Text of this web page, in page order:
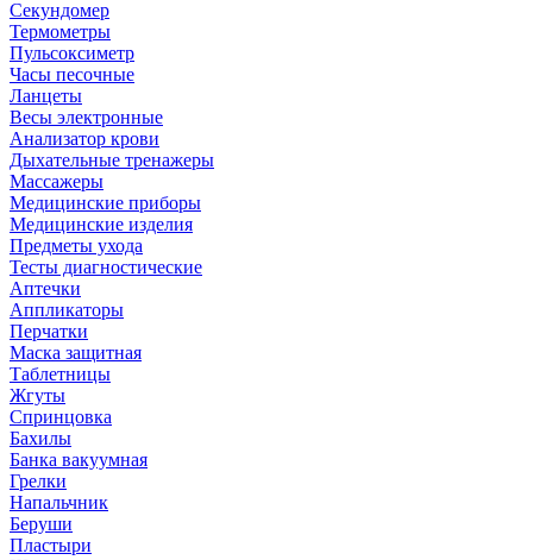
Секундомер
Термометры
Пульсоксиметр
Часы песочные
Ланцеты
Весы электронные
Анализатор крови
Дыхательные тренажеры
Массажеры
Медицинские приборы
Медицинские изделия
Предметы ухода
Тесты диагностические
Аптечки
Аппликаторы
Перчатки
Маска защитная
Таблетницы
Жгуты
Спринцовка
Бахилы
Банка вакуумная
Грелки
Напальчник
Беруши
Пластыри